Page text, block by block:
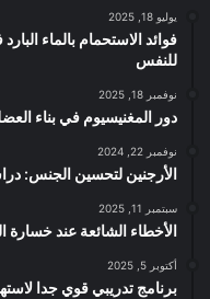
يوليو 18, 2025
فوائد الاستحمام بالماء
للنفس
نوفمبر 18, 2025
دور المغنيسيوم في بناء
نوفمبر 22, 2024
الأرجنين لتحسين الجنس:
سبتمبر 11, 2025
الأخطاء الشائعة عند خسارة
أكتوبر 5, 2025
برنامج تدريبي قوي جدا